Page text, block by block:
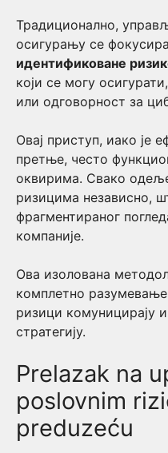
Традиционално,
осигурању се
идентификоване
који се могу
или одговорност за
Овај приступ, иако је
претње, често
оквирима. Свако
ризицима независно,
фрагментираног
компаније.
Ова изолована
комплетно
ризици комуницирају
стратегију.
Prelazak na
poslovnim
preduzeću